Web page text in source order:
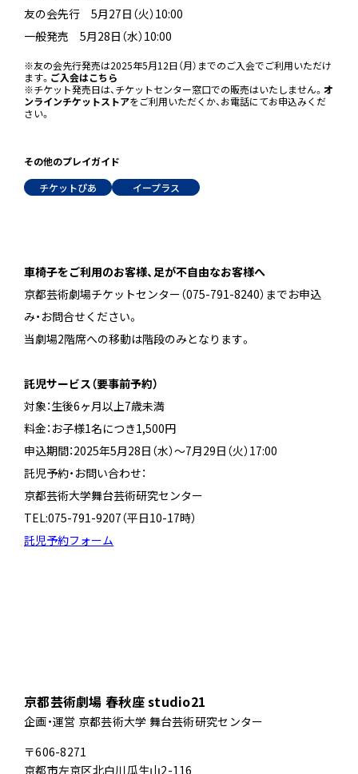
友の会先行 5月27日（火）10:00
一般発売 5月28日（水）10:00
※友の会先行発売は2025年5月12日（月）までのご入会でご利用いただけ
ます。 ご入会はこちら
※チケット発売日は、チケットセンター窓口での販売はいたしません。 オ
ンラインチケットストアをご利用いただくか、お電話にてお申込みくだ
さい。
その他のプレイガイド
チケットぴあ
イープラス
車椅子をご利用のお客様、足が不自由なお客様へ
京都芸術劇場チケットセンター（075-791-8240）までお申込
み・お問合せください。
当劇場2階席への移動は階段のみとなります。
託児サービス（要事前予約）
対象：生後6ヶ月以上7歳未満
料金：お子様1名につき1,500円
申込期間：2025年5月28日（水）～7月29日（火）17:00
託児予約・お問い合わせ：
京都芸術大学舞台芸術研究センター
TEL:075-791-9207（平日10-17時）
託児予約フォーム
京都芸術劇場 春秋座 studio21
企画・運営 京都芸術大学 舞台芸術研究センター
〒606-8271
京都市左京区北白川瓜生山2-116